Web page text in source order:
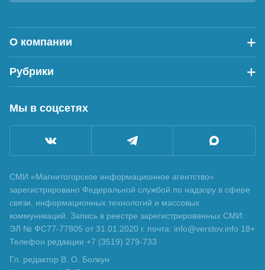
О компании
Рубрики
Мы в соцсетях
СМИ «Магнитогорское информационное агентство»
зарегистрировано Федеральной службой по надзору в сфере
связи, информационных технологий и массовых
коммуникаций. Запись в реестре зарегистрированных СМИ:
ЭЛ № ФС77-77805 от 31.01.2020 г. почта: info@verstov.info 18+
Телефон редакции +7 (3519) 279-733
Гл. редактор В. О. Болкун